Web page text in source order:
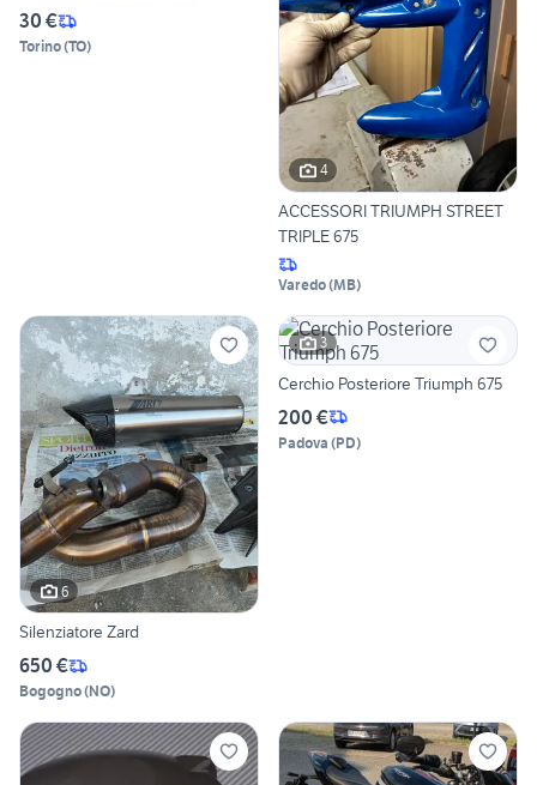
30 €
Torino(TO)
4
ACCESSORI TRIUMPH STREET
TRIPLE 675
Varedo(MB)
6
Silenziatore Zard
650 €
Bogogno(NO)
3
Cerchio Posteriore Triumph 675
200 €
Padova (PD)